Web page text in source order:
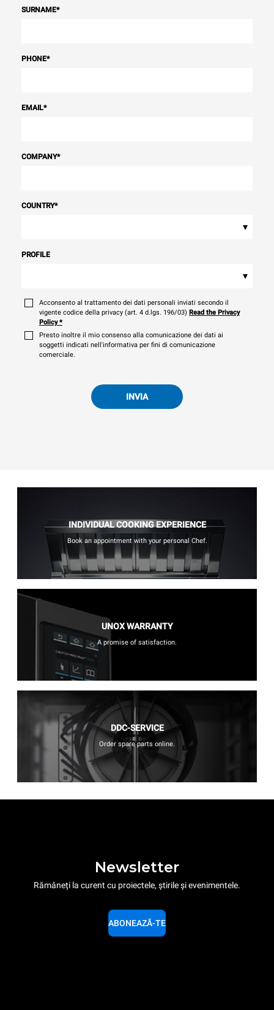
SURNAME*
PHONE*
EMAIL*
COMPANY*
COUNTRY*
▾
PROFILE
▾
Acconsento al trattamento dei dati personali inviati secondo il
vigente codice della privacy (art. 4 d.lgs. 196/03) Read the Privacy
Policy*
Presto inoltre il mio consenso alla comunicazione dei dati ai
soggetti indicati nell'informativa per fini di comunicazione
comerciale.
INVIA
INDIVIDUAL COOKING EXPERIENCE
Book an appointment with your personal Chef.
UNOX WARRANTY
A promise of satisfaction.
DDC-SERVICE
Order spare parts online.
Newsletter
Rămâneți la curent cu proiectele, știrile și evenimentele.
ABONEAZĂ-TE